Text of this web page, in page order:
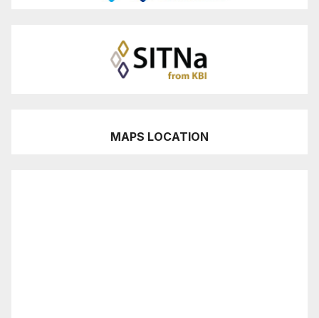
MAPS LOCATION